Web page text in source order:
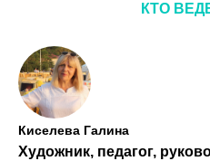
КТО
Киселева Галина
Художник, педагог,